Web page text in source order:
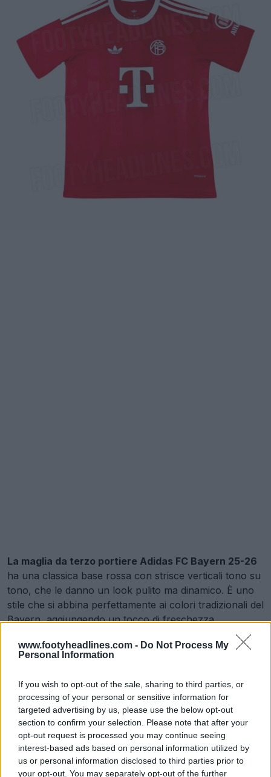
www.footyheadlines.com - Do Not Process My
Personal Information
If you wish to opt-out of the sale, sharing to third parties, or
processing of your personal or sensitive information for
targeted advertising by us, please use the below opt-out
section to confirm your selection. Please note that after your
opt-out request is processed you may continue seeing
interest-based ads based on personal information utilized by
us or personal information disclosed to third parties prior to
your opt-out. You may separately opt-out of the further
La maglia da terzo portiere Adidas FC Bayern 25-26
ha una classica base rossa con strisce verticali tono su
tono, che le danno un look pulito ma dinamico. È uno
stile che si abbina perfettamente ai colori tradizionali del
Bayern, aggiungendo un tocco di freschezza.
Terza maglia da portiere del Manchester
United 25-26